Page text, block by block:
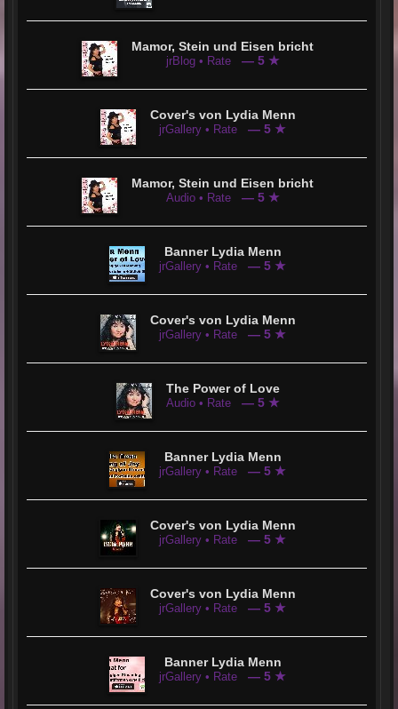
Mamor, Stein und Eisen bricht
jrBlog • Rate — 5 ★
Cover's von Lydia Menn
jrGallery • Rate — 5 ★
Mamor, Stein und Eisen bricht
Audio • Rate — 5 ★
Banner Lydia Menn
jrGallery • Rate — 5 ★
Cover's von Lydia Menn
jrGallery • Rate — 5 ★
The Power of Love
Audio • Rate — 5 ★
Banner Lydia Menn
jrGallery • Rate — 5 ★
Cover's von Lydia Menn
jrGallery • Rate — 5 ★
Cover's von Lydia Menn
jrGallery • Rate — 5 ★
Banner Lydia Menn
jrGallery • Rate — 5 ★